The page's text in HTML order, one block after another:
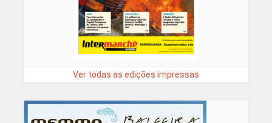
Ver todas as edições impressas